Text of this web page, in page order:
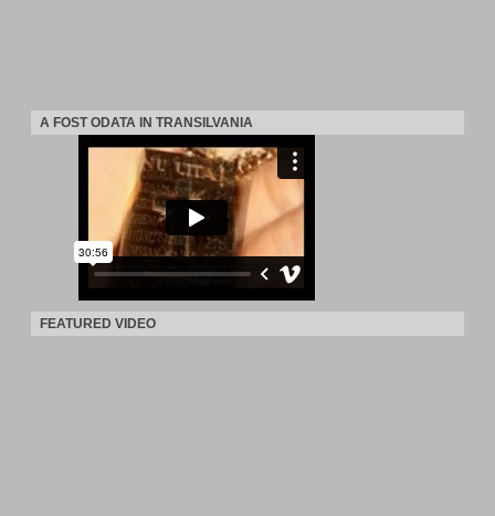
A FOST ODATA IN TRANSILVANIA
FEATURED VIDEO